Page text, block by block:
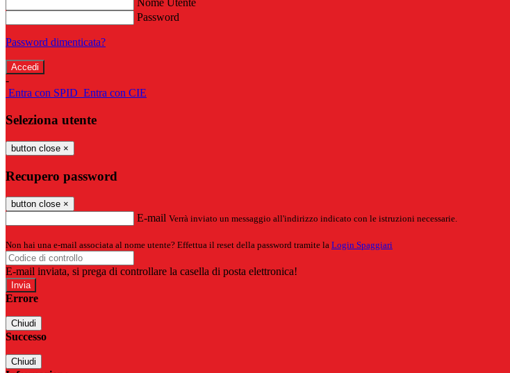
Nome Utente
Password
Password dimenticata?
-
Entra con SPID Entra con CIE
Seleziona utente
button close ×
Recupero password
button close ×
E-mail Verrà inviato un messaggio all'indirizzo indicato con le istruzioni necessarie.
Non hai una e-mail associata al nome utente? Effettua il reset della password tramite la Login Spaggiari
E-mail inviata, si prega di controllare la casella di posta elettronica!
Errore
Chiudi
Successo
Chiudi